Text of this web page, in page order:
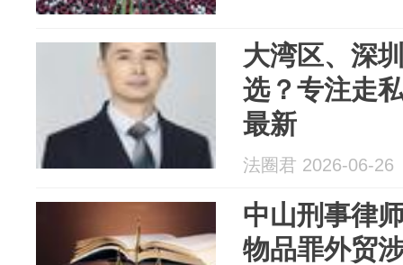
大湾区、深
选？专注走
最新
法圈君 2026-06-26
中山刑事律
物品罪外贸